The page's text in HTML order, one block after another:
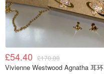
£54.40 £170.00
Vivienne Westwood Agnatha 耳环